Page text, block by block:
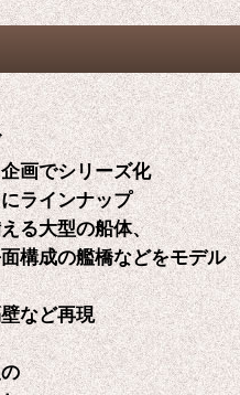
画でシリーズ化
ラインナップ
る大型の船体、
構成の艦橋などをモデル
など再現